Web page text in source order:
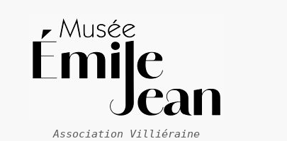
Association Villiéraine